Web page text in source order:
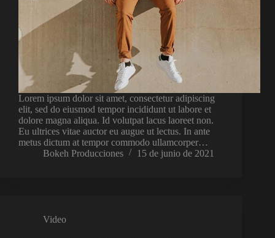
Lorem ipsum dolor sit amet, consectetur adipiscing
elit, sed do eiusmod tempor incididunt ut labore et
dolore magna aliqua. Id volutpat lacus laoreet non.
Eu ultrices vitae auctor eu augue ut lectus. In ante
metus dictum at tempor commodo ullamcorper…
Bokeh Producciones
15 de junio de 2021
Video